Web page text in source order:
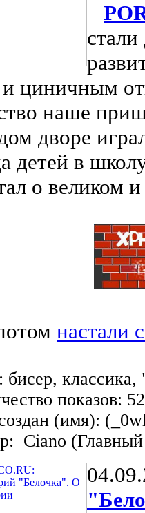
циничным
наше
дворе
детей в
о великом
настали
бисер,
показов:
(имя):
Ciano (Главный